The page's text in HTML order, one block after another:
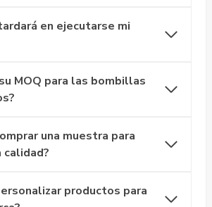
en ejecutarse mi
MOQ para las bombillas
una muestra para
calidad?
productos para